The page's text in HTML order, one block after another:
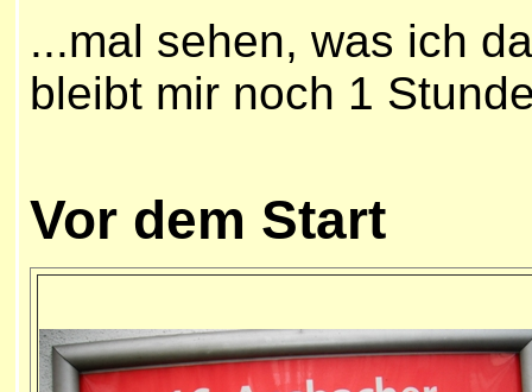
...mal sehen, was ich
bleibt mir noch 1
Vor dem Start